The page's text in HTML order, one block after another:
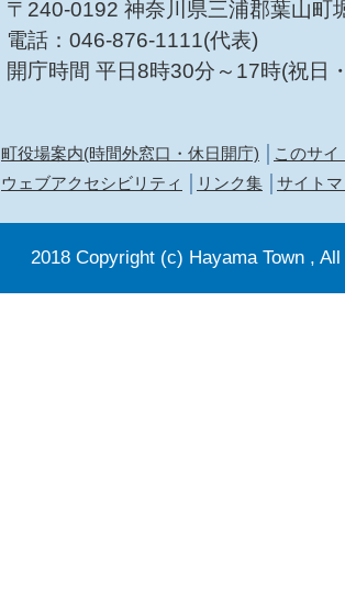
〒240-0192 神奈川県三浦郡葉山町
電話：046-876-1111(代表)
開庁時間 平日8時30分～17時(祝日
町役場案内(時間外窓口・休日開庁)
このサイ
ウェブアクセシビリティ
リンク集 サイト
2018 Copyright (c) Hayama Town ,